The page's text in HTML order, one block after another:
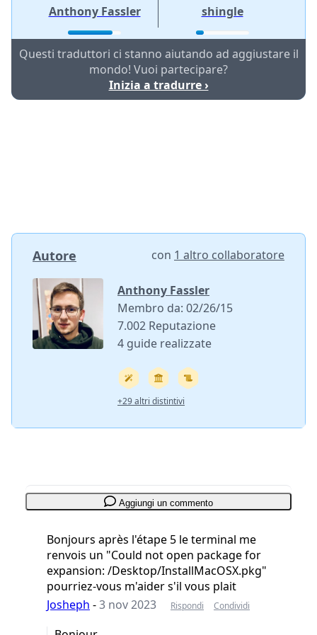
Anthony Fassler shingle
Questi traduttori ci stanno aiutando ad aggiustare il
mondo! Vuoi partecipare?
Inizia a tradurre ›
Autore con 1 altro collaboratore
Anthony Fassler
Membro da: 02/26/15
7.002 Reputazione
4 guide realizzate
+29 altri distintivi
Aggiungi un commento
Bonjours après l'étape 5 le terminal me
renvois un "Could not open package for
expansion: /Desktop/InstallMacOSX.pkg"
pourriez-vous m'aider s'il vous plait
Josheph -3 nov 2023 Rispondi Condividi